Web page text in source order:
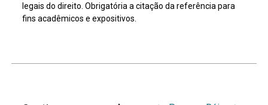
legais do direito. Obrigatória a citação da referência para
fins acadêmicos e expositivos.